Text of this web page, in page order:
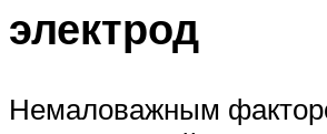
электрод
Немаловажным